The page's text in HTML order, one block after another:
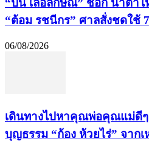
“ปิ่น เลอลักษณ์” ช็อก น้ำตา
“ต้อม รชนีกร” ศาลสั่งชดใช้
06/08/2026
เดินทางไปหาคุณพ่อคุณแม่ดี
บุญธรรม “ก้อง ห้วยไร่” จาก